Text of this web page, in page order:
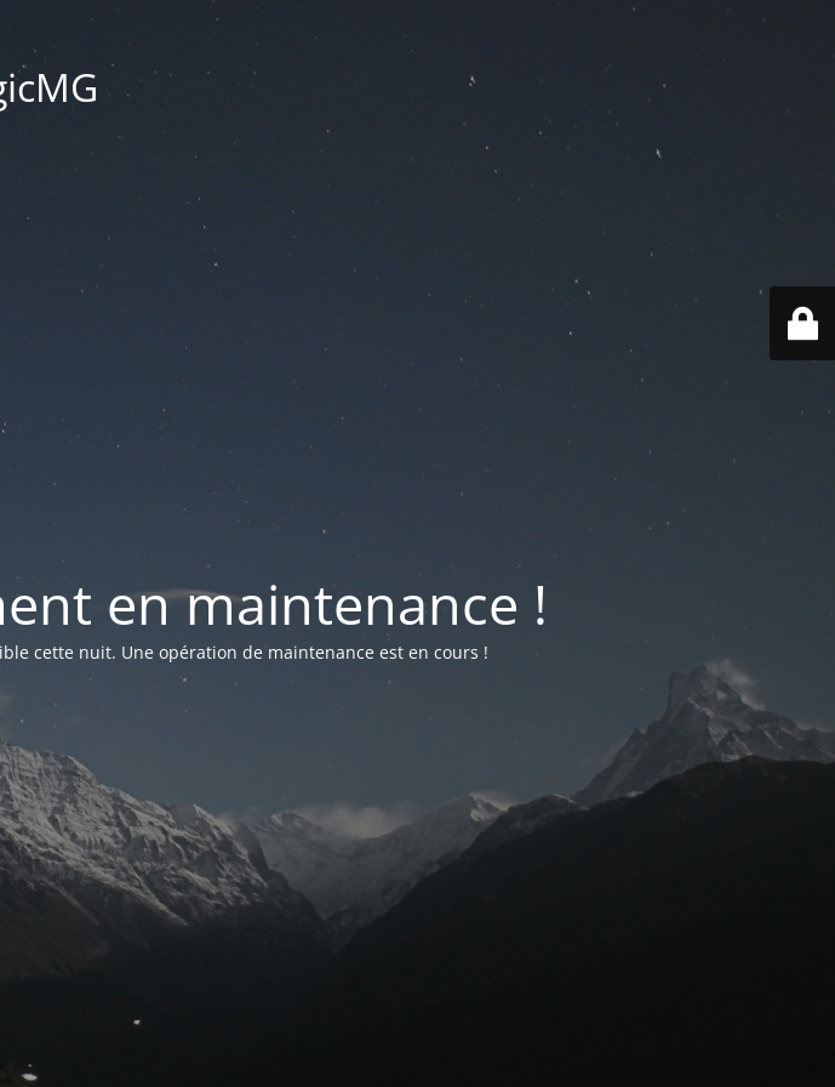
en maintenance !
cette nuit. Une opération de maintenance est en cours !